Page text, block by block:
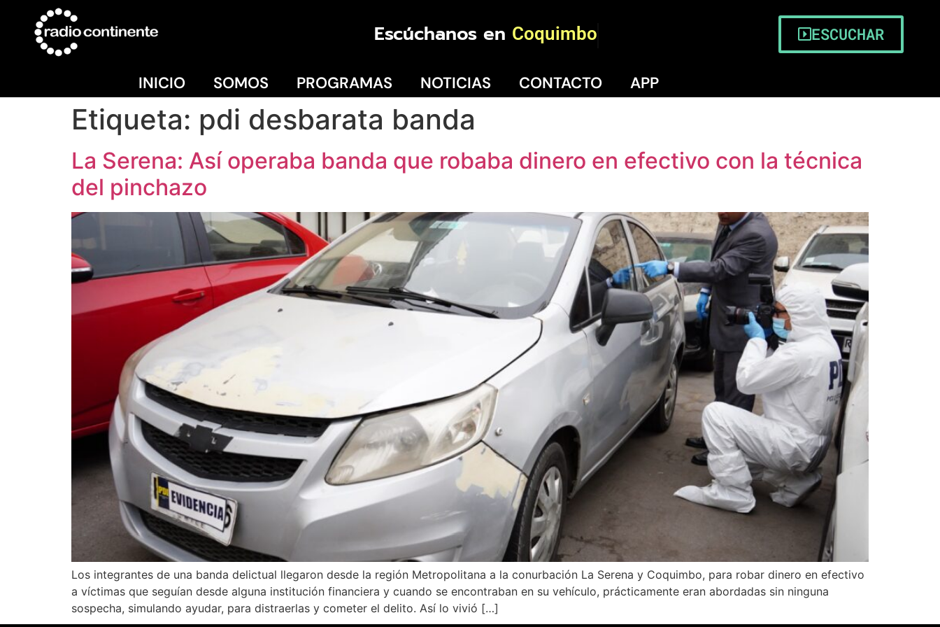
Escúchanos en Coquimbo ESCUCHAR
INICIO SOMOS PROGRAMAS NOTICIAS CONTACTO APP
Etiqueta: pdi desbarata banda
La Serena: Así operaba banda que robaba dinero en efectivo con la técnica
del pinchazo
Los integrantes de una banda delictual llegaron desde la región Metropolitana a la conurbación La Serena y Coquimbo, para robar dinero en efectivo
a víctimas que seguían desde alguna institución financiera y cuando se encontraban en su vehículo, prácticamente eran abordadas sin ninguna
sospecha, simulando ayudar, para distraerlas y cometer el delito. Así lo vivió […]